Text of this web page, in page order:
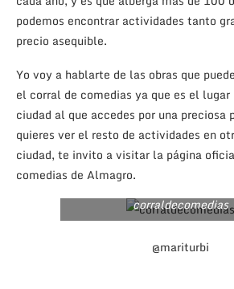
podemos encontrar actividades tanto
precio asequible.
Yo voy a hablarte de las obras que
el corral de comedias ya que es el
ciudad al que accedes por una preciosa
quieres ver el resto de actividades en
ciudad, te invito a visitar la página
comedias de Almagro.
corraldecomedias
@mariturbi